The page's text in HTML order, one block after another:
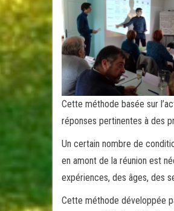
Cette méthode basée sur
réponses pertinentes à des
Un certain nombre de
en amont de la réunion est
expériences, des âges, des
Cette méthode développée